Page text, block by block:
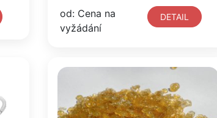
od: Cena na
vyžádání
DETAIL